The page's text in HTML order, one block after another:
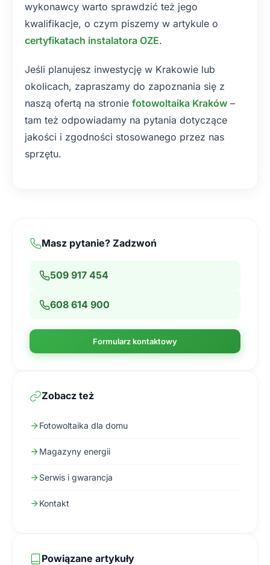
wykonawcy warto sprawdzić też jego
kwalifikacje, o czym piszemy w artykule o
certyfikatach instalatora OZE.
Jeśli planujesz inwestycję w Krakowie lub
okolicach, zapraszamy do zapoznania się z
naszą ofertą na stronie fotowoltaika Kraków –
tam też odpowiadamy na pytania dotyczące
jakości i zgodności stosowanego przez nas
sprzętu.
Masz pytanie? Zadzwoń
509 917 454
608 614 900
Formularz kontaktowy
Zobacz też
Fotowoltaika dla domu
Magazyny energii
Serwis i gwarancja
Kontakt
Powiązane artykuły